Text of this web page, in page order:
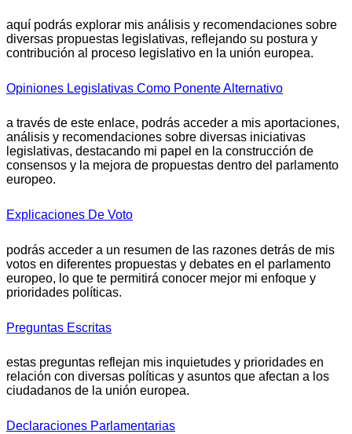
aquí podrás explorar mis análisis y recomendaciones sobre
diversas propuestas legislativas, reflejando su postura y
contribución al proceso legislativo en la unión europea.
Opiniones Legislativas Como Ponente Alternativo
a través de este enlace, podrás acceder a mis aportaciones,
análisis y recomendaciones sobre diversas iniciativas
legislativas, destacando mi papel en la construcción de
consensos y la mejora de propuestas dentro del parlamento
europeo.
Explicaciones De Voto
podrás acceder a un resumen de las razones detrás de mis
votos en diferentes propuestas y debates en el parlamento
europeo, lo que te permitirá conocer mejor mi enfoque y
prioridades políticas.
Preguntas Escritas
estas preguntas reflejan mis inquietudes y prioridades en
relación con diversas políticas y asuntos que afectan a los
ciudadanos de la unión europea.
Declaraciones Parlamentarias